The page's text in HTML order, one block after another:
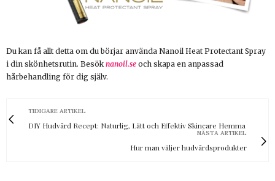
Du kan få allt detta om du börjar använda Nanoil Heat Protectant Spray
i din skönhetsrutin. Besöknanoil.se och skapa en anpassad
hårbehandling för dig själv.
TIDIGARE ARTIKEL
DIY Hudvård Recept: Naturlig, Lätt och Effektiv Skincare Hemma
NÄSTA ARTIKEL
Hur man väljer hudvårdsprodukter